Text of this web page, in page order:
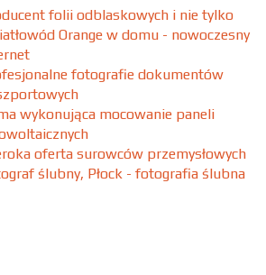
folii odblaskowych i nie tylko
Orange w domu - nowoczesny
fotografie dokumentów
wykonująca mocowanie paneli
oferta surowców przemysłowych
ślubny, Płock - fotografia ślubna